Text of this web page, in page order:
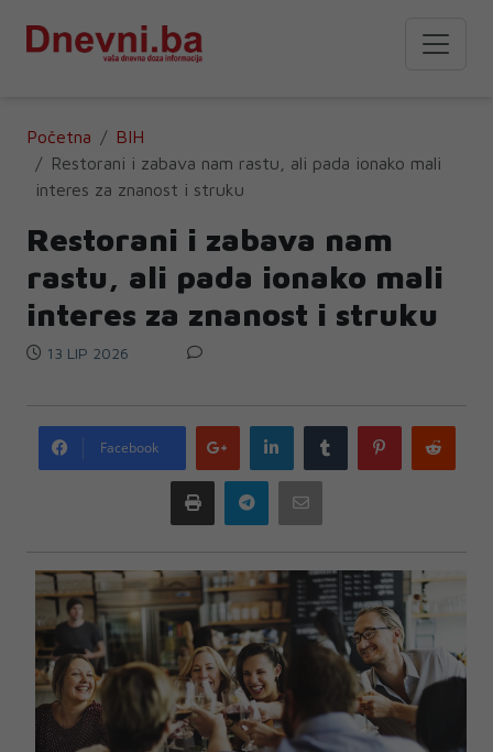
Početna
BIH
Restorani i zabava nam rastu, ali pada ionako mali
interes za znanost i struku
Restorani i zabava nam
rastu, ali pada ionako mali
interes za znanost i struku
13 LIP 2026
Facebook
Google
plus
LinkedIn Tumblr Pinterest
Print Telegram